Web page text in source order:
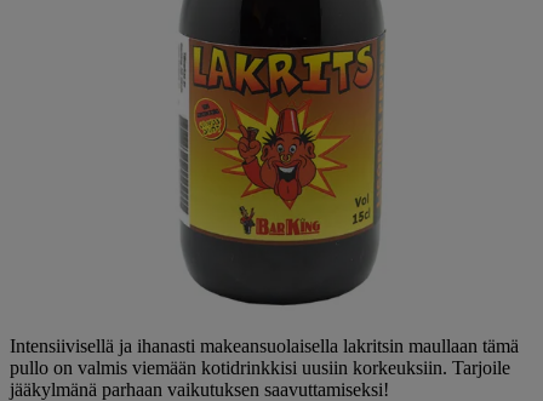
Intensiivisellä ja ihanasti makeansuolaisella lakritsin maullaan tämä
pullo on valmis viemään kotidrinkkisi uusiin korkeuksiin. Tarjoile
jääkylmänä parhaan vaikutuksen saavuttamiseksi!